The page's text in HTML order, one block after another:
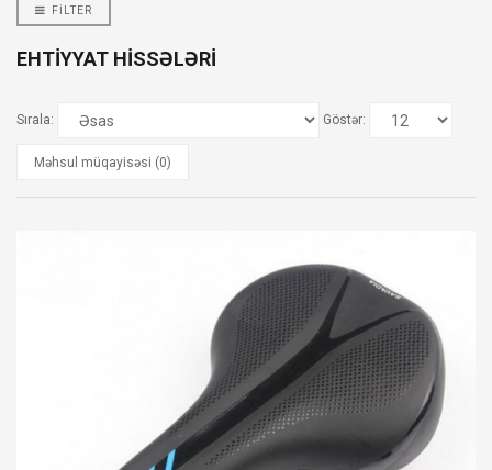
FILTER
EHTIYYAT HISSƏLƏRI
Sırala: Göstər:
Məhsul müqayisəsi (0)